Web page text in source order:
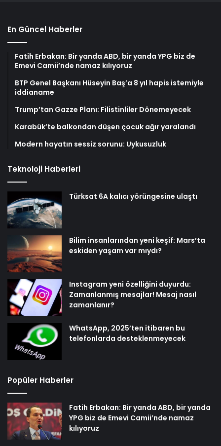
En Güncel Haberler
Fatih Erbakan: Bir yanda ABD, bir yanda YPG biz de
Emevi Camii’nde namaz kılıyoruz
BTP Genel Başkanı Hüseyin Baş’a 8 yıl hapis istemiyle
iddianame
Trump’tan Gazze Planı: Filistinliler Dönemeyecek
Karabük’te balkondan düşen çocuk ağır yaralandı
Modern hayatın sessiz sorunu: Uykusuzluk
Teknoloji Haberleri
Türksat 6A kalıcı yörüngesine ulaştı
Bilim insanlarından yeni keşif: Mars’ta
eskiden yaşam var mıydı?
Instagram yeni özelliğini duyurdu:
Zamanlanmış mesajlar! Mesaj nasıl
zamanlanır?
WhatsApp, 2025’ten itibaren bu
telefonlarda desteklenmeyecek
Popüler Haberler
Fatih Erbakan: Bir yanda ABD, bir yanda
YPG biz de Emevi Camii’nde namaz
kılıyoruz